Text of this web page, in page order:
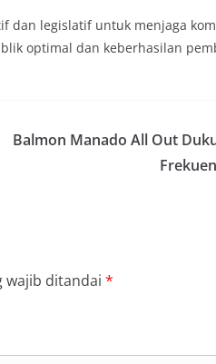
dan legislatif untuk menjaga
optimal dan keberhasilan
Balmon Manado All Out
wajib ditandai *